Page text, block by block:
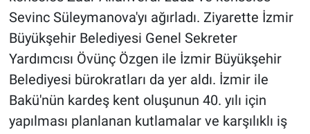
Sevinc Süleymanova'yı ağırladı. Ziyarette İzmir
Büyükşehir Belediyesi Genel Sekreter
Yardımcısı Övünç Özgen ile İzmir Büyükşehir
Belediyesi bürokratları da yer aldı. İzmir ile
Bakü'nün kardeş kent oluşunun 40. yılı için
yapılması planlanan kutlamalar ve karşılıklı iş